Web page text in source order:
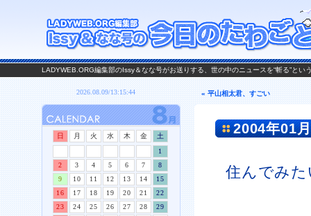
LADYWEB.ORG編集部のIssy＆なな号がお送りする、世の中のニュースを“斬る”と
« 平山相太君、すごい
2004年01
住んでみ
日 月 火 水 木 金
土
1
2
3 4 5 6 7
8
9
10 11 12 13 14
15
16
17 18 19 20 21
22
23
24 25 26 27 28
29